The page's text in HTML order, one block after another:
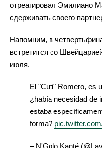
отреагировал Эмилиано
сдерживать своего
Напомним, в
встретится со
июля.
El "Cuti" Romero, es
¿había necesidad de
estaba
forma?
– N'Golo Kanté